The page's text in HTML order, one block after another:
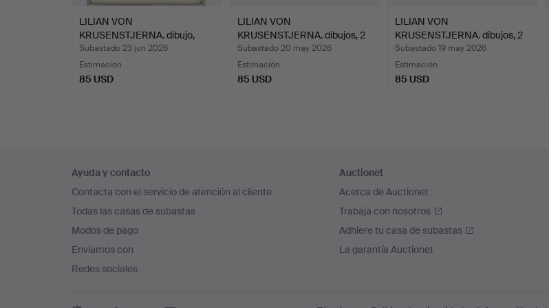
LILIAN VON
KRUSENSTJERNA. dibujo,
firmado …
Subastado 23 jun 2026
Estimación
85 USD
LILIAN VON
KRUSENSTJERNA. dibujos, 2
pieza…
Subastado 20 may 2026
Estimación
85 USD
LILIAN VON
KRUSENSTJERNA. dibujos, 2
uds.,…
Subastado 19 may 2026
Estimación
85 USD
en
el
pie
de
página
Ayuda y contacto
Contacta con el servicio de atención al cliente
Todas las casas de subastas
Modos de pago
Enviamos con
Redes sociales
Auctionet
Acerca de Auctionet
Trabaja con nosotros
Adhiere tu casa de subastas
La garantía Auctionet